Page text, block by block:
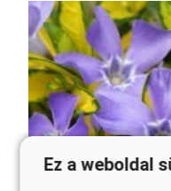
Ez a weboldal